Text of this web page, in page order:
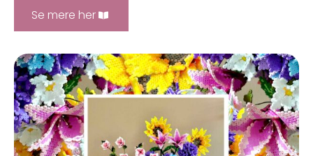
Se mere her